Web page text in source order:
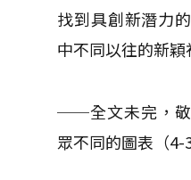
找到具創新潛力
中不同以往的新穎
──全文未完，敬
眾不同的圖表（4-3